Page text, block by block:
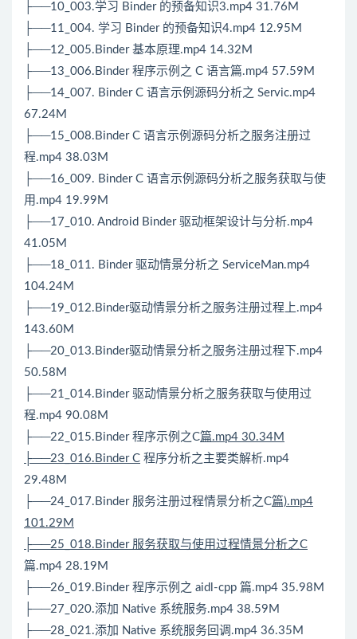
├──10_003.学习 Binder 的预备知识3.mp4 31.76M
├──11_004. 学习 Binder 的预备知识4.mp4 12.95M
├──12_005.Binder 基本原理.mp4 14.32M
├──13_006.Binder 程序示例之 C 语言篇.mp4 57.59M
├──14_007. Binder C 语言示例源码分析之 Servic.mp4
67.24M
├──15_008.Binder C 语言示例源码分析之服务注册过
程.mp4 38.03M
├──16_009. Binder C 语言示例源码分析之服务获取与使
用.mp4 19.99M
├──17_010. Android Binder 驱动框架设计与分析.mp4
41.05M
├──18_011. Binder 驱动情景分析之 ServiceMan.mp4
104.24M
├──19_012.Binder驱动情景分析之服务注册过程上.mp4
143.60M
├──20_013.Binder驱动情景分析之服务注册过程下.mp4
50.58M
├──21_014.Binder 驱动情景分析之服务获取与使用过
程.mp4 90.08M
├──22_015.Binder 程序示例之C篇.mp4 30.34M
├──23_016.Binder C 程序分析之主要类解析.mp4
29.48M
├──24_017.Binder 服务注册过程情景分析之C篇).mp4
101.29M
├──25_018.Binder 服务获取与使用过程情景分析之C
篇.mp4 28.19M
├──26_019.Binder 程序示例之 aidl-cpp 篇.mp4 35.98M
├──27_020.添加 Native 系统服务.mp4 38.59M
├──28_021.添加 Native 系统服务回调.mp4 36.35M